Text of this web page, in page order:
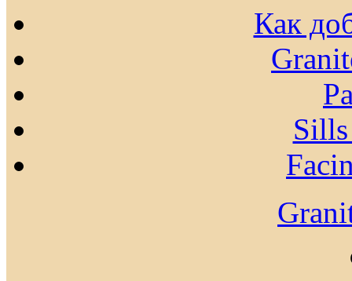
Как